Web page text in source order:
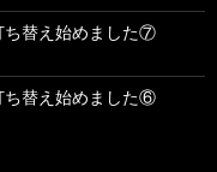
ち替え始めました⑦
ち替え始めました⑥